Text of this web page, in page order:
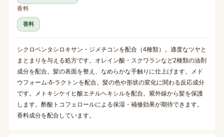
香料
香料
シクロペンタシロキサン・ジメチコンを配合（4種類）。適度なツヤと
まとまりを与える処方です。オレイン酸・スクワランなど2種類の油剤
成分を配合。髪の表面を整え、なめらかな手触りに仕上げます。メド
ウフォーム-δ-ラクトンを配合。髪の色や形状の変化に関わる反応成分
です。メトキシケイヒ酸エチルヘキシルを配合。紫外線から髪を保護
します。酢酸トコフェロールによる保湿・補修効果が期待できます。
香料成分を配合しています。